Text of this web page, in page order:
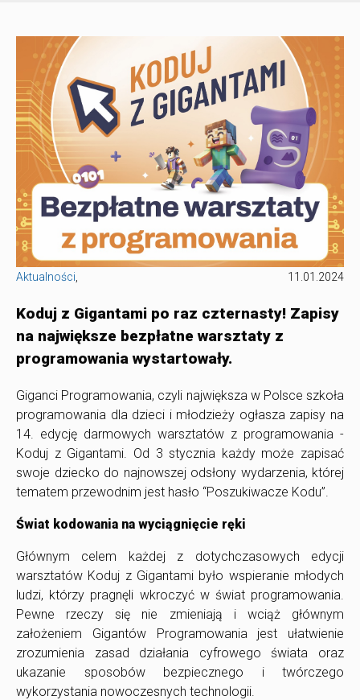
Aktualności 11.01.2024
Koduj z Gigantami po raz czternasty! Zapisy
na największe bezpłatne warsztaty z
programowania wystartowały.
Giganci Programowania, czyli największa w Polsce szkoła
programowania dla dzieci i młodzieży ogłasza zapisy na
14. edycję darmowych warsztatów z programowania -
Koduj z Gigantami. Od 3 stycznia każdy może zapisać
swoje dziecko do najnowszej odsłony wydarzenia, której
tematem przewodnim jest hasło “Poszukiwacze Kodu”.
Świat kodowania na wyciągnięcie ręki
Głównym celem każdej z dotychczasowych edycji
warsztatów Koduj z Gigantami było wspieranie młodych
ludzi, którzy pragnęli wkroczyć w świat programowania.
Pewne rzeczy się nie zmieniają i wciąż głównym
założeniem Gigantów Programowania jest ułatwienie
zrozumienia zasad działania cyfrowego świata oraz
ukazanie sposobów bezpiecznego i twórczego
wykorzystania nowoczesnych technologii.